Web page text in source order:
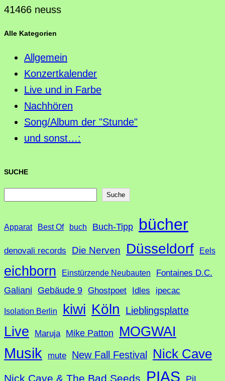
41466 neuss
Alle Kategorien
Allgemein
Konzertkalender
Live und in Farbe
Nachhören
Song/Album der "Stunde"
und sonst…:
SUCHE
c
Suche
Apparat Best Of buch Buch-Tipp bücher
denovali records Die Nerven Düsseldorf Eels
eichborn Einstürzende Neubauten Fontaines D.C.
Galiani Gebäude 9 Ghostpoet Idles ipecac
Isolation Berlin kiwi Köln Lieblingsplatte
Live Maruja Mike Patton MOGWAI
Musik mute New Fall Festival Nick Cave
Nick Cave & The Bad Seeds PIAS PiL